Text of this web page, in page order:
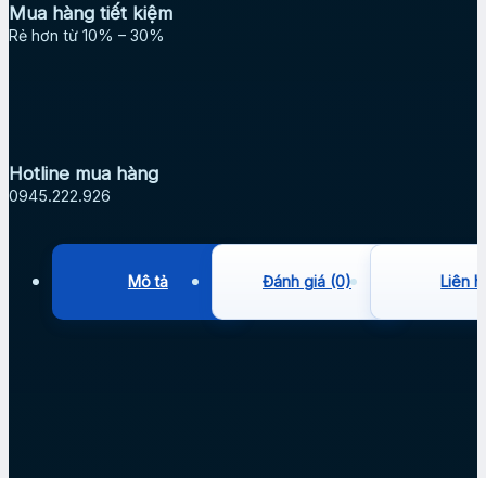
Mua hàng tiết kiệm
Rẻ hơn từ 10% – 30%
Hotline mua hàng
0945.222.926
Mô tả Đánh giá (0) Liên